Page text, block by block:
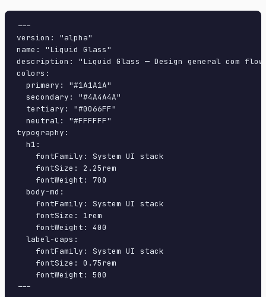
---
version: "alpha"
name: "Liquid Glass"
description: "Liquid Glass — Design general com
colors:
  primary: "#1A1A1A"
  secondary: "#4A4A4A"
  tertiary: "#0066FF"
  neutral: "#FFFFFF"
typography:
  h1:
    fontFamily: System UI stack
    fontSize: 2.25rem
    fontWeight: 700
  body-md:
    fontFamily: System UI stack
    fontSize: 1rem
    fontWeight: 400
  label-caps:
    fontFamily: System UI stack
    fontSize: 0.75rem
    fontWeight: 500
---